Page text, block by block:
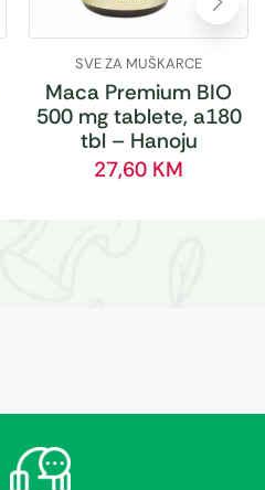
SVE ZA MUŠKARCE
Maca Premium BIO
500 mg tablete, a180
tbl – Hanoju
27,60 KM